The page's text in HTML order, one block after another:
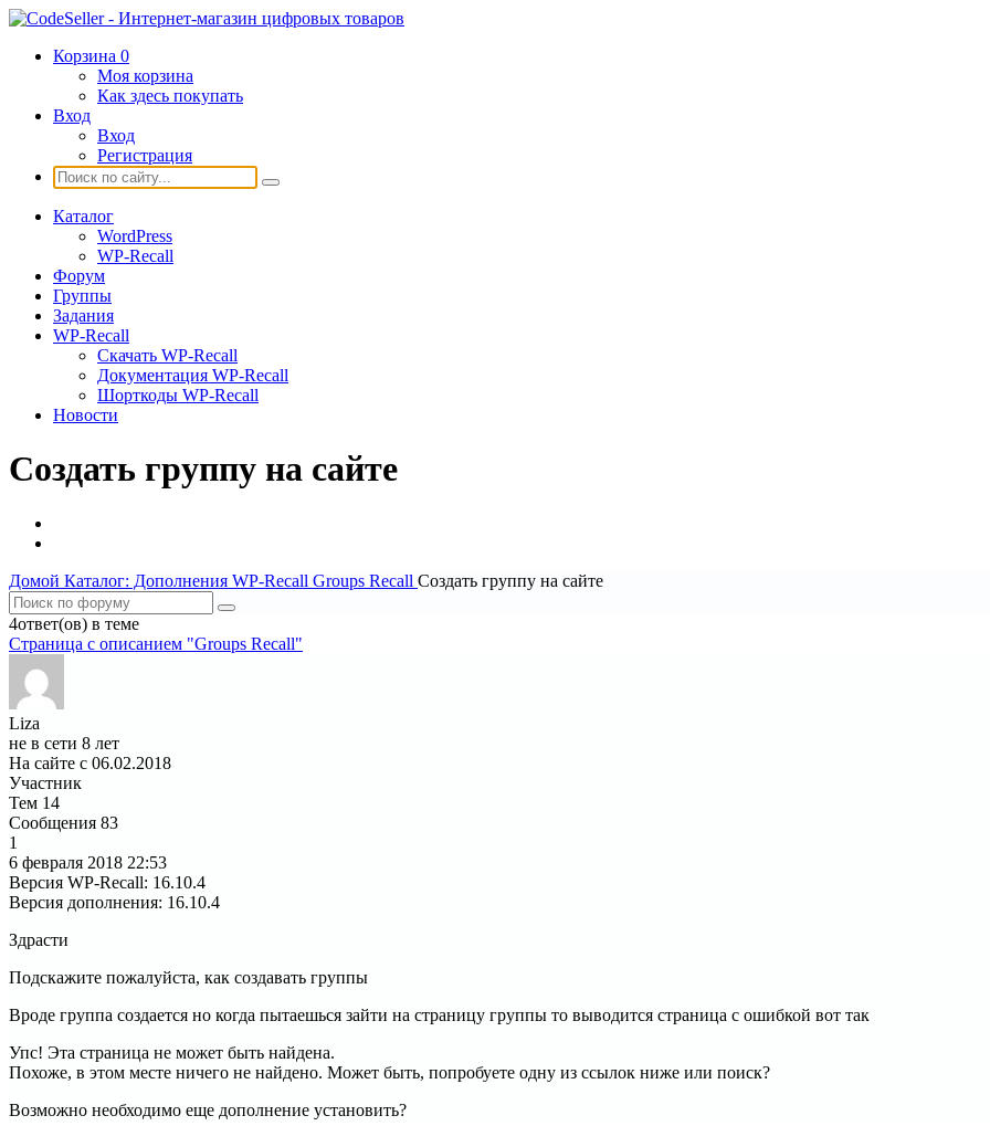
Корзина 0
Моя корзина
Как здесь покупать
Вход
Вход
Регистрация
Каталог
WordPress
WP-Recall
Форум
Группы
Задания
WP-Recall
Скачать WP-Recall
Документация WP-Recall
Шорткоды WP-Recall
Новости
Создать группу на сайте
Домой Каталог: Дополнения WP-Recall Groups Recall Создать группу на сайте
4ответ(ов) в теме
Страница c описанием "Groups Recall"
Liza
не в сети 8 лет
На сайте с 06.02.2018
Участник
Тем 14
Сообщения 83
1
6 февраля 2018 22:53
Версия WP-Recall: 16.10.4
Версия дополнения: 16.10.4
Здрасти
Подскажите пожалуйста, как создавать группы
Вроде группа создается но когда пытаешься зайти на страницу группы то выводится страница с ошибкой вот так
Упс! Эта страница не может быть найдена.
Похоже, в этом месте ничего не найдено. Может быть, попробуете одну из ссылок ниже или поиск?
Возможно необходимо еще дополнение установить?